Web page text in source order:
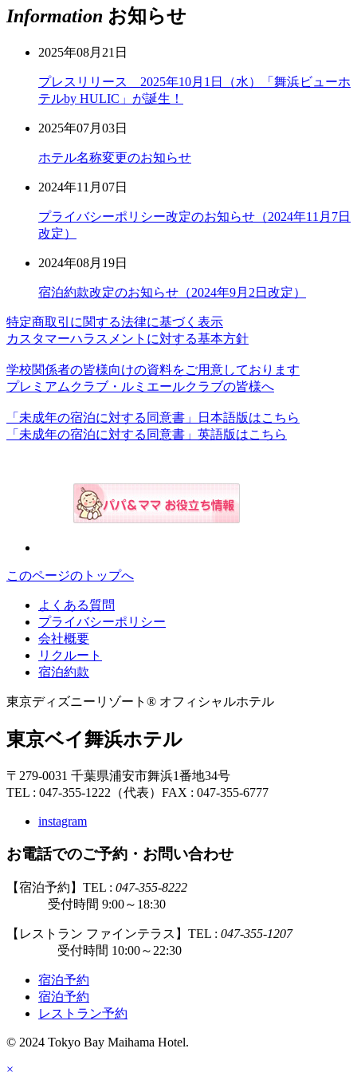
Information お知らせ
2025年08月21日
プレスリリース 2025年10月1日（水）「舞浜ビューホ
テルby HULIC」が誕生！
2025年07月03日
ホテル名称変更のお知らせ
2024年11月07日
プライバシーポリシー改定のお知らせ（2024年11月7日
改定）
2024年08月19日
宿泊約款改定のお知らせ（2024年9月2日改定）
特定商取引に関する法律に基づく表示
カスタマーハラスメントに対する基本方針
学校関係者の皆様向けの資料をご用意しております
プレミアムクラブ・ルミエールクラブの皆様へ
「未成年の宿泊に対する同意書」日本語版はこちら
「未成年の宿泊に対する同意書」英語版はこちら
このページのトップへ
よくある質問
プライバシーポリシー
会社概要
リクルート
宿泊約款
東京ディズニーリゾート® オフィシャルホテル
東京ベイ舞浜ホテル
〒279-0031 千葉県浦安市舞浜1番地34号
TEL : 047-355-1222（代表） FAX : 047-355-6777
instagram
お電話でのご予約・お問い合わせ
【宿泊予約】TEL : 047-355-8222
受付時間 9:00～18:30
【レストラン ファインテラス】TEL : 047-355-1207
受付時間 10:00～22:30
宿泊予約
宿泊予約
レストラン予約
© 2024 Tokyo Bay Maihama Hotel.
×